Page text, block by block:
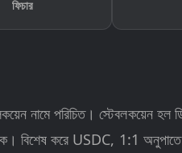
ফিচার
নামে পরিচিত। স্টেবলকয়েন হল
বিশেষ করে USDC, 1:1